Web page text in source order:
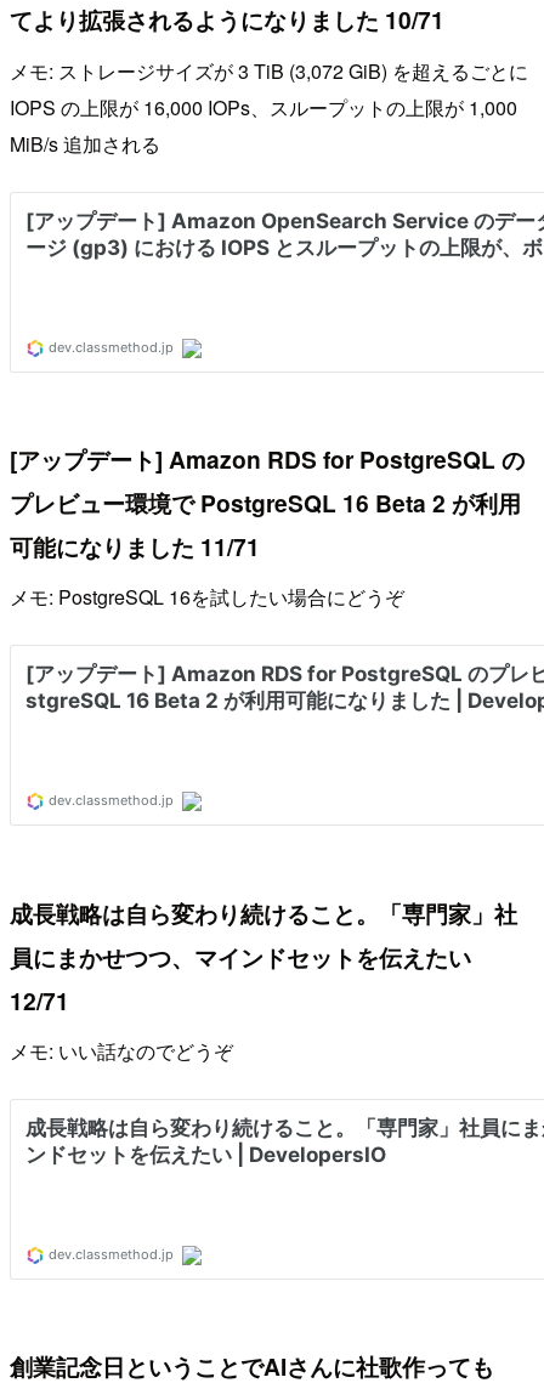
てより拡張されるようになりました 10/71
メモ: ストレージサイズが 3 TiB (3,072 GiB) を超えるごとに
IOPS の上限が 16,000 IOPs、スループットの上限が 1,000
MiB/s 追加される
[アップデート] Amazon RDS for PostgreSQL の
プレビュー環境で PostgreSQL 16 Beta 2 が利用
可能になりました 11/71
メモ: PostgreSQL 16を試したい場合にどうぞ
成長戦略は自ら変わり続けること。「専門家」社
員にまかせつつ、マインドセットを伝えたい
12/71
メモ: いい話なのでどうぞ
創業記念日ということでAIさんに社歌作っても